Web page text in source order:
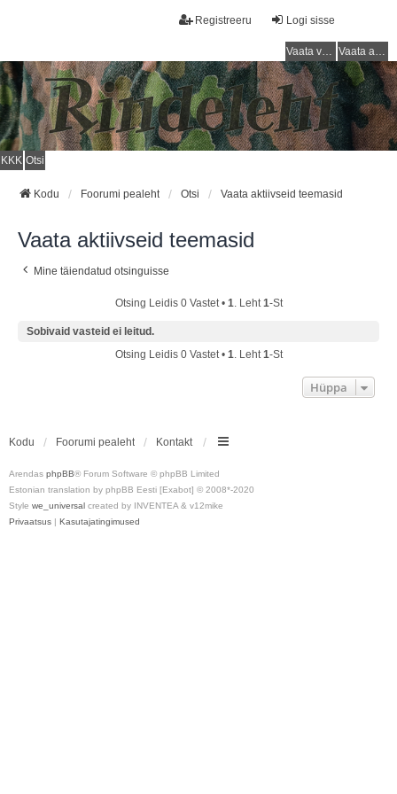
Logi sisse
Registreeru
Vaata vastamata teemasi Vaata aktiivseid teemasid
KKK Otsi
Kodu Foorumi pealeht Otsi Vaata aktiivseid teemasid
Vaata aktiivseid teemasid
Mine täiendatud otsinguisse
Otsing Leidis 0 Vastet • 1. Leht1-st
Sobivaid vasteid ei leitud.
Otsing Leidis 0 Vastet • 1. Leht1-st
Hüppa
Kodu Foorumi pealeht Kontakt
Arendas phpBB® Forum Software © phpBB Limited
Estonian translation by phpBB Eesti [Exabot] © 2008*-2020
Style we_universal created by INVENTEA & v12mike
Privaatsus | Kasutajatingimused